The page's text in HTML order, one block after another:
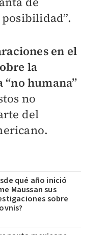
en el
la
humana”
no
del
qué año inició
Maussan sus
sobre